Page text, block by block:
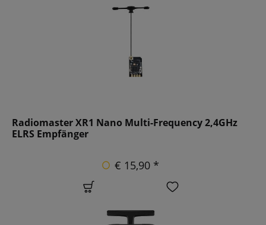
Radiomaster XR1 Nano Multi-Frequency 2,4GHz
ELRS Empfänger
€ 15,90 *